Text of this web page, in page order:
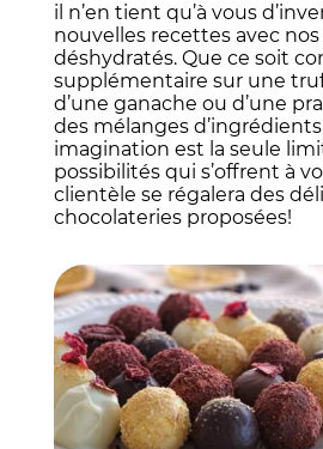
il n’en tient qu’à vous
nouvelles recettes avec
déshydratés. Que ce soit
supplémentaire sur une
d’une ganache ou d’une
des mélanges
imagination est la seule
possibilités qui s’offrent à
clientèle se régalera des
chocolateries proposées!